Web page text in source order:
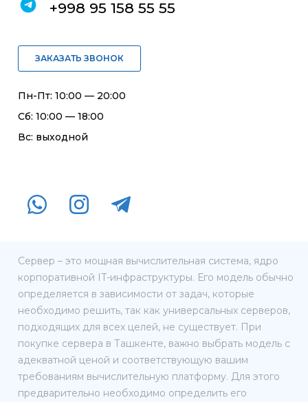
+998 95 158 55 55
ЗАКАЗАТЬ ЗВОНОК
Пн-Пт: 10:00 — 20:00
Сб: 10:00 — 18:00
Вс: выходной
Сервер – это мощная вычислительная система, ядро
корпоративной IT-инфраструктуры. Его модель обычно
определяется в зависимости от задач, которые
необходимо решить, так как универсальных серверов,
подходящих для всех целей, не существует. При
покупке сервера в Ташкенте, важно выбрать модель с
адекватной ценой и соответствующую вашим
требованиям вычислительную платформу. Для этого
предварительно необходимо определить его